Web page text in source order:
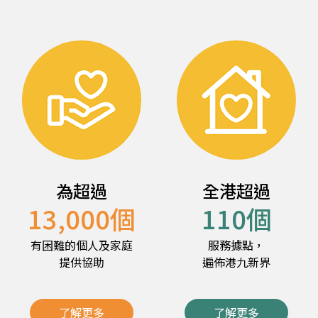
為超過
13,000個
有困難的個人及家庭
提供協助
了解更多
全港超過
110個
服務據點，
遍佈港九新界
了解更多